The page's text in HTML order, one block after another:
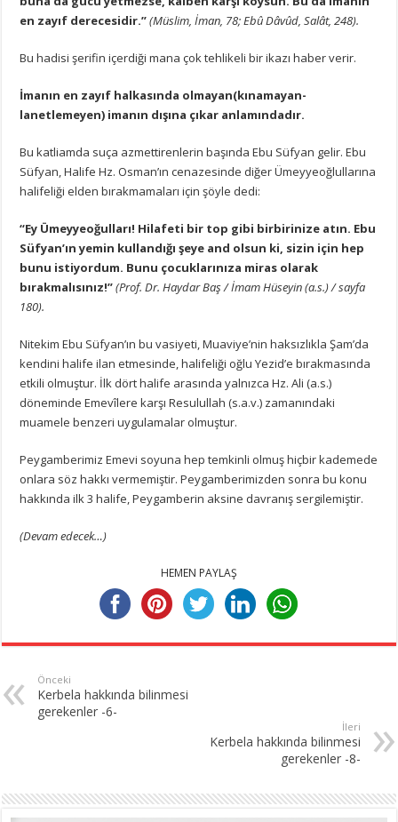
en zayıf derecesidir.”(Müslim, İman, 78; Ebû Dâvûd, Salât, 248).
Bu hadisi şerifin içerdiği mana çok tehlikeli bir ikazı haber verir.
İmanın en zayıf halkasında olmayan(kınamayan-
lanetlemeyen) imanın dışına çıkar anlamındadır.
Bu katliamda suça azmettirenlerin başında Ebu Süfyan gelir. Ebu
Süfyan, Halife Hz. Osman’ın cenazesinde diğer Ümeyyeoğlullarına
halifeliği elden bırakmamaları için şöyle dedi:
“Ey Ümeyyeoğulları! Hilafeti bir top gibi birbirinize atın. Ebu
Süfyan’ın yemin kullandığı şeye and olsun ki, sizin için hep
bunu istiyordum. Bunu çocuklarınıza miras olarak
bırakmalısınız!”(Prof. Dr. Haydar Baş / İmam Hüseyin (a.s.) / sayfa
180).
Nitekim Ebu Süfyan’ın bu vasiyeti, Muaviye’nin haksızlıkla Şam’da
kendini halife ilan etmesinde, halifeliği oğlu Yezid’e bırakmasında
etkili olmuştur. İlk dört halife arasında yalnızca Hz. Ali (a.s.)
döneminde Emevîlere karşı Resulullah (s.a.v.) zamanındaki
muamele benzeri uygulamalar olmuştur.
Peygamberimiz Emevi soyuna hep temkinli olmuş hiçbir kademede
onlara söz hakkı vermemiştir. Peygamberimizden sonra bu konu
hakkında ilk 3 halife, Peygamberin aksine davranış sergilemiştir.
(Devam edecek…)
HEMEN PAYLAŞ
Önceki
Kerbela hakkında bilinmesi
gerekenler -6-
İleri
Kerbela hakkında bilinmesi
gerekenler -8-